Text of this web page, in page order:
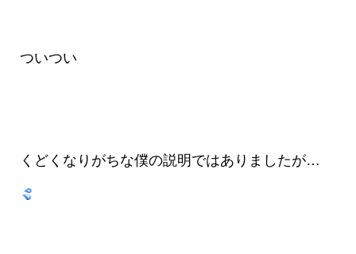
ついつい
くどくなりがちな僕の説明ではありましたが…